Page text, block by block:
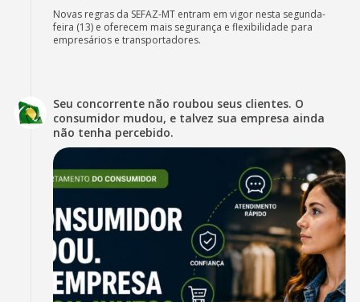
Novas regras da SEFAZ-MT entram em vigor nesta segunda-
feira (13) e oferecem mais segurança e flexibilidade para
empresários e transportadores.
Seu concorrente não roubou seus clientes. O
consumidor mudou, e talvez sua empresa ainda
não tenha percebido.